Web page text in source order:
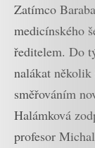
Zatímco
medicínského
ředitelem. Do
nalákat
směřováním
Halámková
profesor